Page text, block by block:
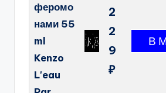
феромо
нами 55
ml
Kenzo
L'eau
2
2
9
₽